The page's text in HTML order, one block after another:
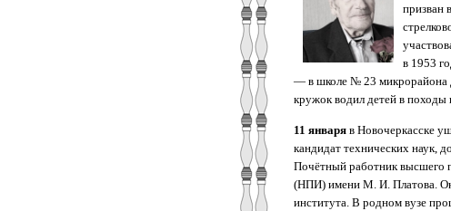
призван
в 1953
— в школе № 23 микрорайона
кружок водил детей в
11 января в Новочеркасске
кандидат технических наук,
Почётный работник высшего
(НПИ) имени М. И. Платова.
института. В родном вузе